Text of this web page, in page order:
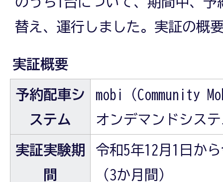
替え、運行しました。実証の概
実証概要
予約配車シ
ステム
mobi（Community
オンデマンドシス
実証実験期
間
令和5年12月1日か
（3か月間）